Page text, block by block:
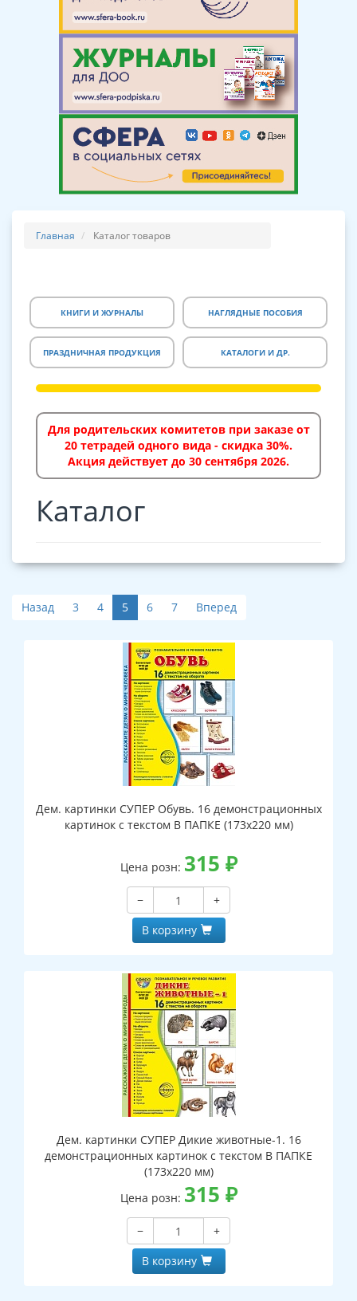
Главная Каталог товаров
КНИГИ И ЖУРНАЛЫ НАГЛЯДНЫЕ ПОСОБИЯ
ПРАЗДНИЧНАЯ ПРОДУКЦИЯ КАТАЛОГИ И ДР.
Для родительских комитетов при заказе от
20 тетрадей одного вида - скидка 30%.
Акция действует до 30 сентября 2026.
Каталог
Назад 3 4 5 6 7 Вперед
Дем. картинки СУПЕР Обувь. 16 демонстрационных
картинок с текстом В ПАПКЕ (173х220 мм)
Цена розн: 315 ₽
−
+
В корзину
Дем. картинки СУПЕР Дикие животные-1. 16
демонстрационных картинок с текстом В ПАПКЕ
(173х220 мм)
Цена розн: 315 ₽
−
+
В корзину